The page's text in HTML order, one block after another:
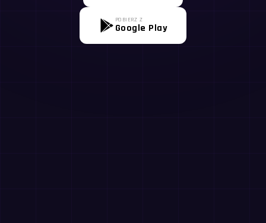
POBIERZ Z
Google Play